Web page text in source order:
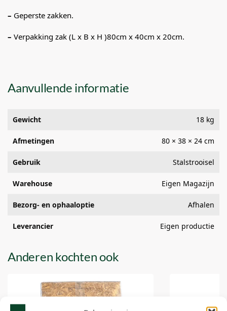
Anderen kochten ook
– Geperste zakken.
– Verpakking zak (L x B x H )80cm x 40cm x 20cm.
Aanvullende informatie
Gewicht 18 kg
Afmetingen 80 × 38 × 24 cm
Gebruik Stalstrooisel
Warehouse Eigen Magazijn
Bezorg- en ophaaloptie Afhalen
Leverancier Eigen productie